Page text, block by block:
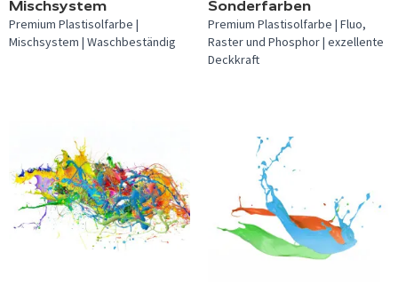
Mischsystem
Premium Plastisolfarbe |
Mischsystem | Waschbeständig
Sonderfarben
Premium Plastisolfarbe | Fluo,
Raster und Phosphor | exzellente
Deckkraft